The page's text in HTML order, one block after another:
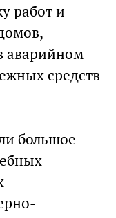
работ и
аварийном
средств
большое